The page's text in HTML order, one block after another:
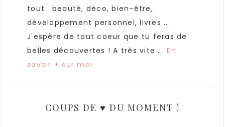
tout : beauté, déco, bien-être,
développement personnel, livres ...
J'espère de tout coeur que tu feras de
belles découvertes ! A très vite ...En
savoir + sur moi
COUPS DE ♥ DU MOMENT !